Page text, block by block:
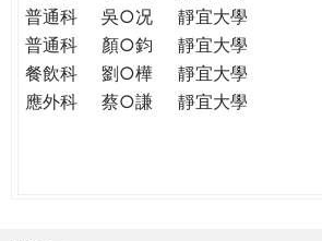
普通科
吳○况 靜宜大學
普通科
顏○鈞 靜宜大學
餐飲科
劉○樺 靜宜大學
應外科
蔡○謙 靜宜大學